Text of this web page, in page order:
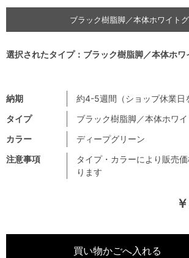
注意事項
タイプ・カラーにより販売
ります
納期
約4-5週間（ショップ休業日
タイプ
ブラック樹脂脚／本体ホワ
カラー
ディープグリーン
ブラック樹脂脚／本体ホワイト
選択されたタイプ：ブラック樹脂脚／本体ホワ